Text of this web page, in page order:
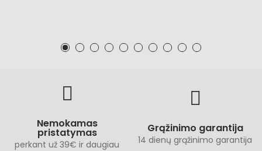
Nemokamas
pristatymas
perkant už 39€ ir daugiau
Grąžinimo garantija
14 dienų grąžinimo garantija